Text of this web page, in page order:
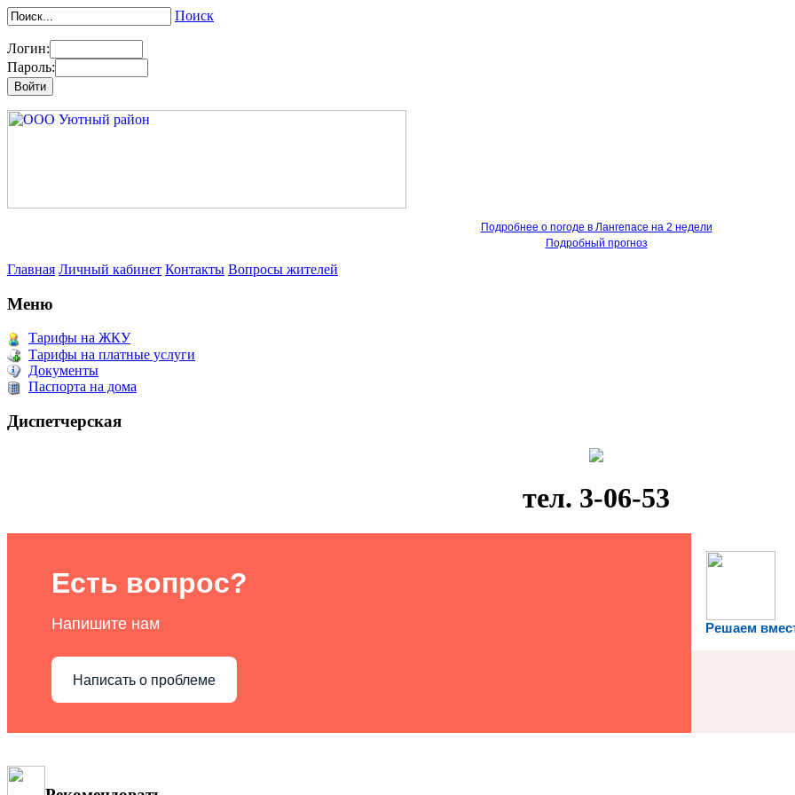
Поиск
Логин:
Пароль:
Подробнее о погоде в Лангепасе на 2 недели
Подробный прогноз
Главная Личный кабинет Контакты Вопросы жителей
Меню
Тарифы на ЖКУ
Тарифы на платные услуги
Документы
Паспорта на дома
Диспетчерская
тел. 3-06-53
Решаем
Есть вопрос?
Напишите нам
Написать о проблеме